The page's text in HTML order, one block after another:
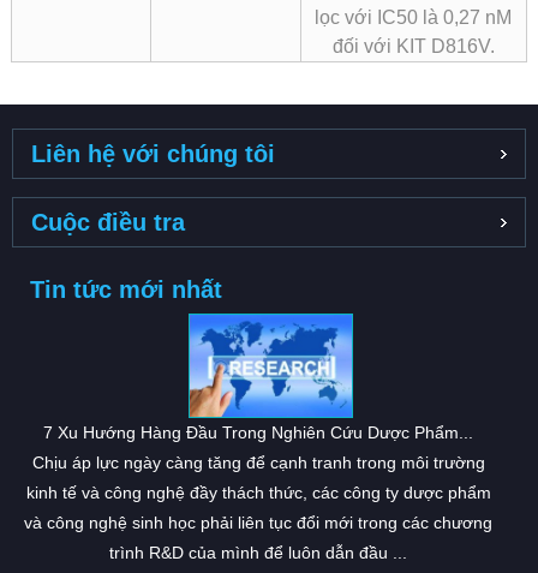
lọc với IC50 là 0,27 nM
đối với KIT D816V.
Liên hệ với chúng tôi
Cuộc điều tra
Tin tức mới nhất
7 Xu Hướng Hàng Đầu Trong Nghiên Cứu Dược Phẩm...
Chịu áp lực ngày càng tăng để cạnh tranh trong môi trường
kinh tế và công nghệ đầy thách thức, các công ty dược phẩm
và công nghệ sinh học phải liên tục đổi mới trong các chương
trình R&D của mình để luôn dẫn đầu ...